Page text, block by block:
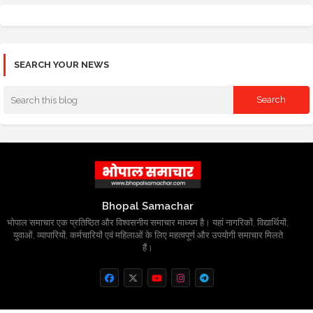
SEARCH YOUR NEWS
Bhopal Samachar
भोपाल समाचार एक प्रतिष्ठित और विश्वसनीय समाचार माध्यम है। यहां नागरिकों, विद्यार्थियों,
युवाओं, व्यापारियों, कर्मचारियों एवं महिलाओं के लिए महत्वपूर्ण और उपयोगी समाचार मिलते
हैं।